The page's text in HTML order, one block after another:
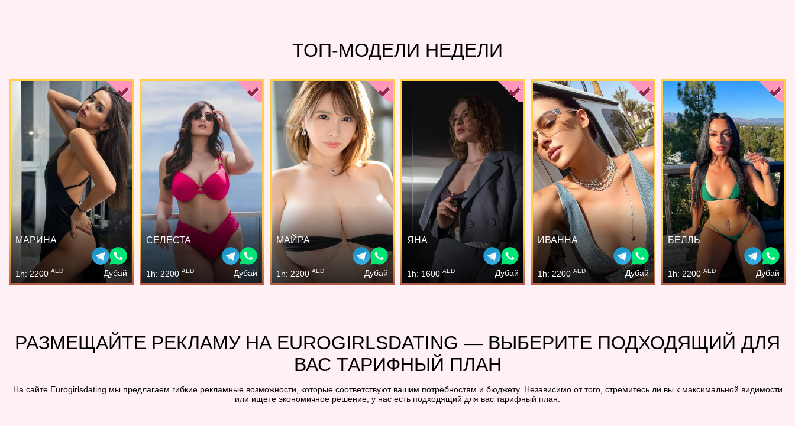
ТОП-МОДЕЛИ НЕДЕЛИ
МАРИНА
1h: 2200 AED Дубай
СЕЛЕСТА
1h: 2200 AED Дубай
МАЙРА
1h: 2200AED Дубай
ЯНА
1h: 1600AED Дубай
ИВАННА
1h: 2200 AED Дубай
БЕЛЛЬ
1h: 2200AED Дубай
РАЗМЕЩАЙТЕ РЕКЛАМУ НА EUROGIRLSDATING — ВЫБЕРИТЕ ПОДХОДЯЩИЙ ДЛЯ
ВАС ТАРИФНЫЙ ПЛАН
На сайте Eurogirlsdating мы предлагаем гибкие рекламные возможности, которые соответствуют вашим потребностям и бюджету. Независимо от того, стремитесь ли вы к максимальной видимости
или ищете экономичное решение, у нас есть подходящий для вас тарифный план: